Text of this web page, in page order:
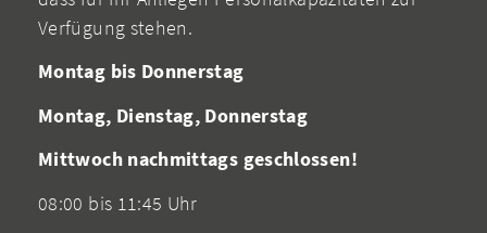
Verfügung stehen.
Montag bis Donnerstag
Montag, Dienstag, Donnerstag
Mittwoch nachmittags geschlossen!
08:00 bis 11:45 Uhr